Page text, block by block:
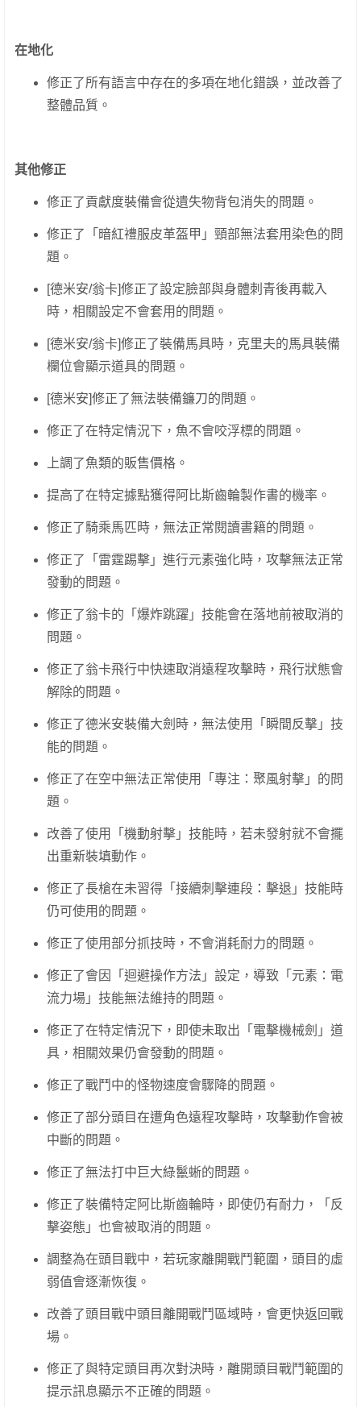
在地化
修正了所有語言中存在的多項在地化錯誤，並改善了
整體品質。
其他修正
修正了貢獻度裝備會從遺失物背包消失的問題。
修正了「暗紅禮服皮革盔甲」頸部無法套用染色的問
題。
[德米安/翁卡]修正了設定臉部與身體刺青後再載入
時，相關設定不會套用的問題。
[德米安/翁卡]修正了裝備馬具時，克里夫的馬具裝備
欄位會顯示道具的問題。
[德米安]修正了無法裝備鐮刀的問題。
修正了在特定情況下，魚不會咬浮標的問題。
上調了魚類的販售價格。
提高了在特定據點獲得阿比斯齒輪製作書的機率。
修正了騎乘馬匹時，無法正常閱讀書籍的問題。
修正了「雷霆踢擊」進行元素強化時，攻擊無法正常
發動的問題。
修正了翁卡的「爆炸跳躍」技能會在落地前被取消的
問題。
修正了翁卡飛行中快速取消遠程攻擊時，飛行狀態會
解除的問題。
修正了德米安裝備大劍時，無法使用「瞬間反擊」技
能的問題。
修正了在空中無法正常使用「專注：聚風射擊」的問
題。
改善了使用「機動射擊」技能時，若未發射就不會擺
出重新裝填動作。
修正了長槍在未習得「接續刺擊連段：擊退」技能時
仍可使用的問題。
修正了使用部分抓技時，不會消耗耐力的問題。
修正了會因「迴避操作方法」設定，導致「元素：電
流力場」技能無法維持的問題。
修正了在特定情況下，即使未取出「電擊機械劍」道
具，相關效果仍會發動的問題。
修正了戰鬥中的怪物速度會驟降的問題。
修正了部分頭目在遭角色遠程攻擊時，攻擊動作會被
中斷的問題。
修正了無法打中巨大綠鬣蜥的問題。
修正了裝備特定阿比斯齒輪時，即使仍有耐力，「反
擊姿態」也會被取消的問題。
調整為在頭目戰中，若玩家離開戰鬥範圍，頭目的虛
弱值會逐漸恢復。
改善了頭目戰中頭目離開戰鬥區域時，會更快返回戰
場。
修正了與特定頭目再次對決時，離開頭目戰鬥範圍的
提示訊息顯示不正確的問題。